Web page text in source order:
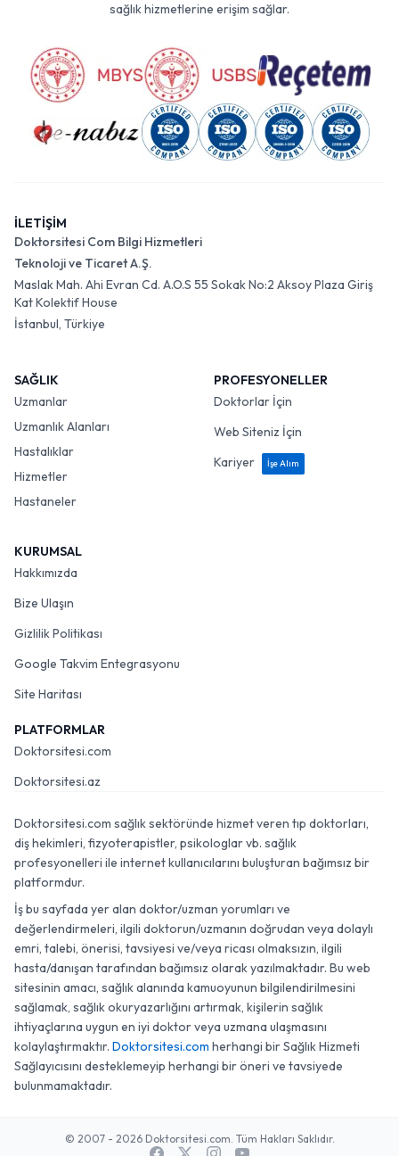
sağlık hizmetlerine erişim sağlar.
İLETİŞİM
Doktorsitesi Com Bilgi Hizmetleri
Teknoloji ve Ticaret A.Ş.
Maslak Mah. Ahi Evran Cd. A.O.S 55 Sokak No:2 Aksoy Plaza Giriş
Kat Kolektif House
İstanbul, Türkiye
SAĞLIK
Uzmanlar
Uzmanlık Alanları
Hastalıklar
Hizmetler
Hastaneler
PROFESYONELLER
Doktorlar İçin
Web Siteniz İçin
Kariyer
İşe Alım
KURUMSAL
Hakkımızda
Bize Ulaşın
Gizlilik Politikası
Google Takvim Entegrasyonu
Site Haritası
PLATFORMLAR
Doktorsitesi.com
Doktorsitesi.az
Doktorsitesi.com sağlık sektöründe hizmet veren tıp doktorları,
diş hekimleri, fizyoterapistler, psikologlar vb. sağlık
profesyonelleri ile internet kullanıcılarını buluşturan bağımsız bir
platformdur.
İş bu sayfada yer alan doktor/uzman yorumları ve
değerlendirmeleri, ilgili doktorun/uzmanın doğrudan veya dolaylı
emri, talebi, önerisi, tavsiyesi ve/veya ricası olmaksızın, ilgili
hasta/danışan tarafından bağımsız olarak yazılmaktadır. Bu web
sitesinin amacı, sağlık alanında kamuoyunun bilgilendirilmesini
sağlamak, sağlık okuryazarlığını artırmak, kişilerin sağlık
ihtiyaçlarına uygun en iyi doktor veya uzmana ulaşmasını
kolaylaştırmaktır. Doktorsitesi.com herhangi bir Sağlık Hizmeti
Sağlayıcısını desteklemeyip herhangi bir öneri ve tavsiyede
bulunmamaktadır.
© 2007 - 2026 Doktorsitesi.com. Tüm Hakları Saklıdır.